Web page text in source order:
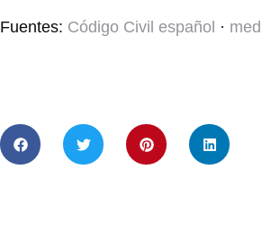
Fuentes: Código Civil español ·